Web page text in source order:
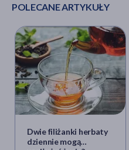
POLECANE ARTYKUŁY
Dwie filiżanki herbaty
dziennie mogą